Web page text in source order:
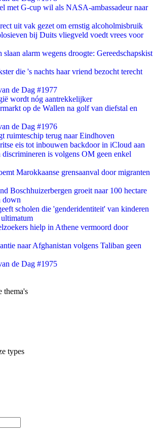
met G-cup wil als NASA-ambassadeur naar
uit vak gezet om ernstig alcoholmisbruik
bij Duits vliegveld voedt vrees voor
slaan alarm wegens droogte: Gereedschapskist
die 's nachts haar vriend bezocht terecht
de Dag #1977
wordt nóg aantrekkelijker
op de Wallen na golf van diefstal en
de Dag #1976
ruimteschip terug naar Eindhoven
eis tot inbouwen backdoor in iCloud aan
discrimineren is volgens OM geen enkel
Marokkaanse grensaanval door migranten
Boschhuizerbergen groeit naar 100 hectare
down
scholen die 'genderidentiteit' van kinderen
hielp in Athene vermoord door
naar Afghanistan volgens Taliban geen
de Dag #1975
thema's
types